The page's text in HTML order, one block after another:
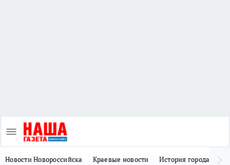
Новости Новороссийска Краевые новости История города Н